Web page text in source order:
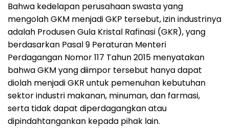
Bahwa kedelapan perusahaan swasta yang
mengolah GKM menjadi GKP tersebut, izin industrinya
adalah Produsen Gula Kristal Rafinasi (GKR), yang
berdasarkan Pasal 9 Peraturan Menteri
Perdagangan Nomor 117 Tahun 2015 menyatakan
bahwa GKM yang diimpor tersebut hanya dapat
diolah menjadi GKR untuk pemenuhan kebutuhan
sektor industri makanan, minuman, dan farmasi,
serta tidak dapat diperdagangkan atau
dipindahtangankan kepada pihak lain.